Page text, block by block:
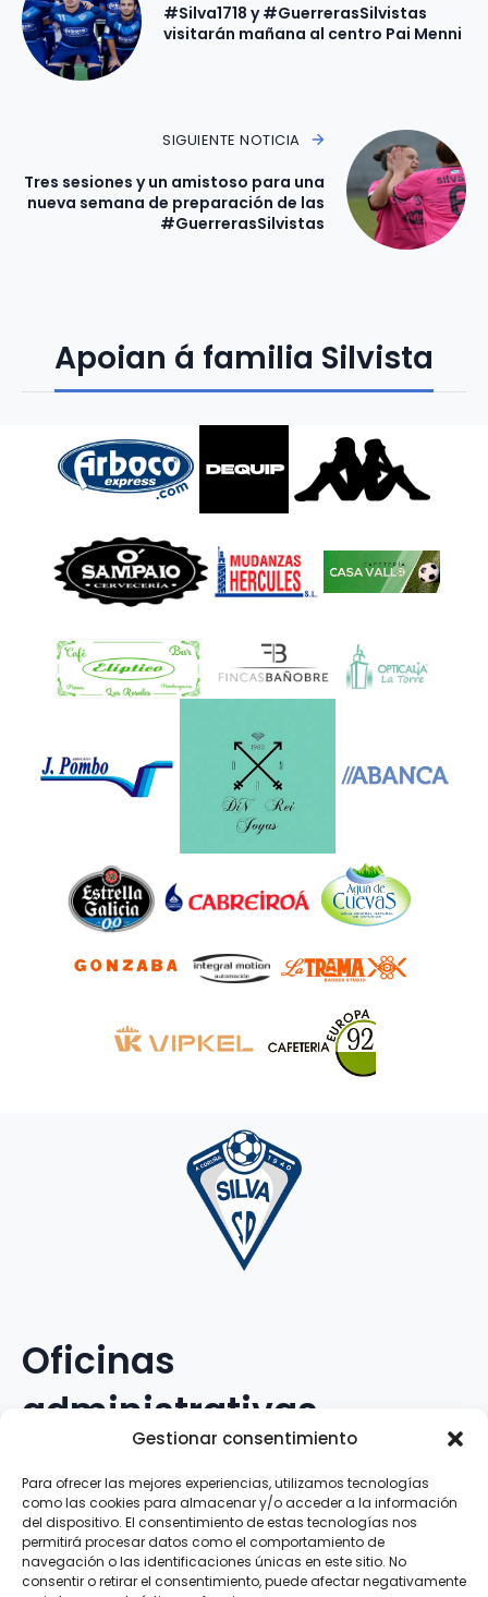
Gestionar consentimiento
Para ofrecer las mejores experiencias, utilizamos tecnologías
como las cookies para almacenar y/o acceder a la información
del dispositivo. El consentimiento de estas tecnologías nos
permitirá procesar datos como el comportamiento de
navegación o las identificaciones únicas en este sitio. No
consentir o retirar el consentimiento, puede afectar negativamente
#Silva1718 y #GuerrerasSilvistas
visitarán mañana al centro Pai Menni
SIGUIENTE NOTICIA
Tres sesiones y un amistoso para una
nueva semana de preparación de las
#GuerrerasSilvistas
Apoian á familia Silvista
Oficinas
administrativas
Avenida Galileo Galilei, 12
15.008 · A Coruña · España
Teléfono:881.069.303